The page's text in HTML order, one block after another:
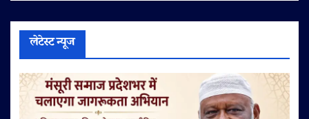
लेटेस्ट न्यूज